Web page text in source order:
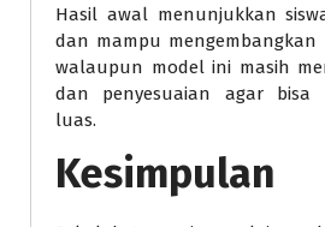
Hasil awal menunjukkan
dan mampu mengembangkan
walaupun model ini masih
dan penyesuaian agar bisa
luas.
Kesimpulan